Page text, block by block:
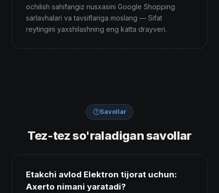
ochilish sahifangiz nusxasini Google Shopping
sarlavhalari va tavsiflariga moslang — Sifat
reytingini yaxshilashning eng katta drayveri.
Savollar
Tez-tez so'raladigan savollar
Etakchi avlod Elektron tijorat uchun:
Axerto nimani yaratadi?